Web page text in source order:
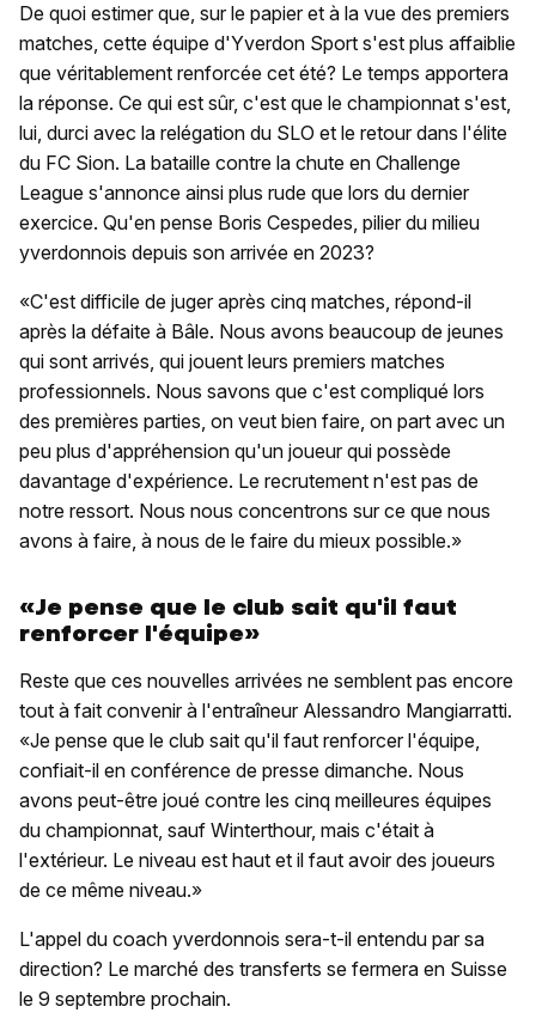
De quoi estimer que, sur le papier et à la vue des premiers
matches, cette équipe d'Yverdon Sport s'est plus affaiblie
que véritablement renforcée cet été? Le temps apportera
la réponse. Ce qui est sûr, c'est que le championnat s'est,
lui, durci avec la relégation du SLO et le retour dans l'élite
du FC Sion. La bataille contre la chute en Challenge
League s'annonce ainsi plus rude que lors du dernier
exercice. Qu'en pense Boris Cespedes, pilier du milieu
yverdonnois depuis son arrivée en 2023?
«C'est difficile de juger après cinq matches, répond-il
après la défaite à Bâle. Nous avons beaucoup de jeunes
qui sont arrivés, qui jouent leurs premiers matches
professionnels. Nous savons que c'est compliqué lors
des premières parties, on veut bien faire, on part avec un
peu plus d'appréhension qu'un joueur qui possède
davantage d'expérience. Le recrutement n'est pas de
notre ressort. Nous nous concentrons sur ce que nous
avons à faire, à nous de le faire du mieux possible.»
«Je pense que le club sait qu'il faut
renforcer l'équipe»
Reste que ces nouvelles arrivées ne semblent pas encore
tout à fait convenir à l'entraîneur Alessandro Mangiarratti.
«Je pense que le club sait qu'il faut renforcer l'équipe,
confiait-il en conférence de presse dimanche. Nous
avons peut-être joué contre les cinq meilleures équipes
du championnat, sauf Winterthour, mais c'était à
l'extérieur. Le niveau est haut et il faut avoir des joueurs
de ce même niveau.»
L'appel du coach yverdonnois sera-t-il entendu par sa
direction? Le marché des transferts se fermera en Suisse
le 9 septembre prochain.